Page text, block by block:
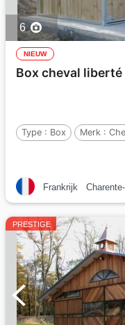
6
NIEUW
Box cheval
Type : Box Merk :
Frankrijk
PRESTIGE